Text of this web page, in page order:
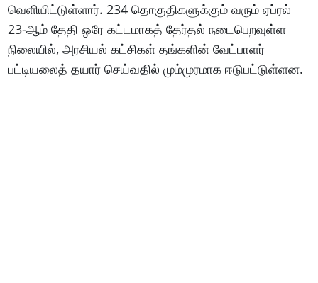
வெளியிட்டுள்ளார். 234 தொகுதிகளுக்கும் வரும் ஏப்ரல்
23-ஆம் தேதி ஒரே கட்டமாகத் தேர்தல் நடைபெறவுள்ள
நிலையில், அரசியல் கட்சிகள் தங்களின் வேட்பாளர்
பட்டியலைத் தயார் செய்வதில் மும்முரமாக ஈடுபட்டுள்ளன.